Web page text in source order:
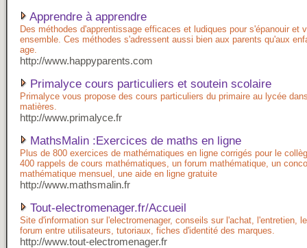
Apprendre à apprendre
Des méthodes d'apprentissage efficaces et ludiques pour s'épanouir et
ensemble. Ces méthodes s'adressent aussi bien aux parents qu'aux
age.
http://www.happyparents.com
Primalyce cours particuliers et soutein scolaire
Primalyce vous propose des cours particuliers du primaire au lycée
matières.
http://www.primalyce.fr
MathsMalin :Exercices de maths en ligne
Plus de 800 exercices de mathématiques en ligne corrigés pour le
400 rappels de cours mathématiques, un forum mathématique, un
mathématique mensuel, une aide en ligne gratuite
http://www.mathsmalin.fr
Tout-electromenager.fr/Accueil
Site d'information sur l'electromenager, conseils sur l'achat, l'entretien,
forum entre utilisateurs, tutoriaux, fiches d'identité des marques.
http://www.tout-electromenager.fr